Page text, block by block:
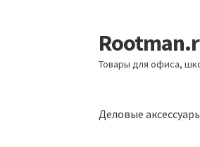
Перейти
к
навигации
Перейти
к
содержимому
Товары для офиса,
Деловые